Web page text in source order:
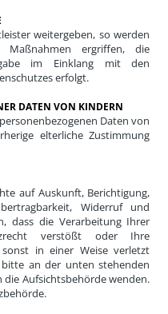
weitergeben, so werden
Maßnahmen ergriffen, die
im Einklang mit den
erfolgt.
DATEN VON KINDERN
Daten von
elterliche Zustimmung
auf Auskunft, Berichtigung,
Widerruf und
dass die Verarbeitung Ihrer
verstößt oder Ihre
sonst in einer Weise verletzt
an der unten stehenden
die Aufsichtsbehörde wenden.